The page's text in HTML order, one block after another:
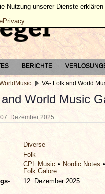
BERICHTE
VA- Folk and World
World Music
07. Dezember 2025
Diverse
Folk
CPL Music
Nordic Notes
Folk Galore
12. Dezember 2025
Nutzung unserer Dienste